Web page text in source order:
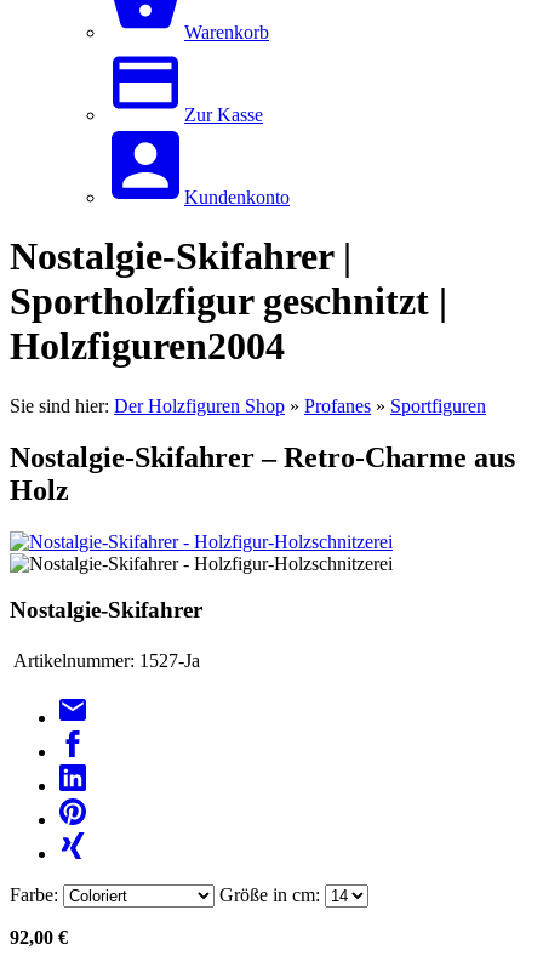
Warenkorb
Zur Kasse
Kundenkonto
Nostalgie-Skifahrer |
Sportholzfigur geschnitzt |
Holzfiguren2004
Sie sind hier: Der Holzfiguren Shop » Profanes » Sportfiguren
Nostalgie-Skifahrer – Retro-Charme aus
Holz
Nostalgie-Skifahrer
Artikelnummer: 1527-Ja
Farbe: Größe in cm:
92,00 €